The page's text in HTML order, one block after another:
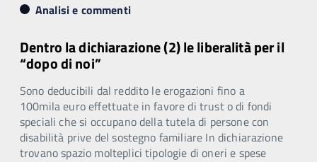
Analisi e commenti
Dentro la dichiarazione (2) le liberalità per il
“dopo di noi”
Sono deducibili dal reddito le erogazioni fino a
100mila euro effettuate in favore di trust o di fondi
speciali che si occupano della tutela di persone con
disabilità prive del sostegno familiare In dichiarazione
trovano spazio molteplici tipologie di oneri e spese